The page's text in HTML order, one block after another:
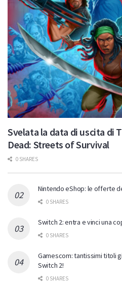
Svelata la data di uscita di
Dead: Streets of Survival
0 SHARES
Nintendo eShop: le offerte
0 SHARES
Switch 2: entra e vinci una
0 SHARES
Gamescom: tantissimi titoli
Switch 2!
0 SHARES